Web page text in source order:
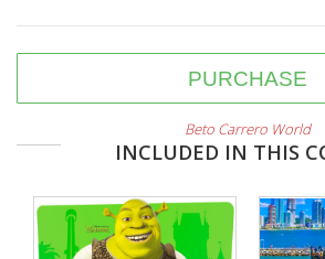
PURCHASE
Beto Carrero World
INCLUDED IN THIS